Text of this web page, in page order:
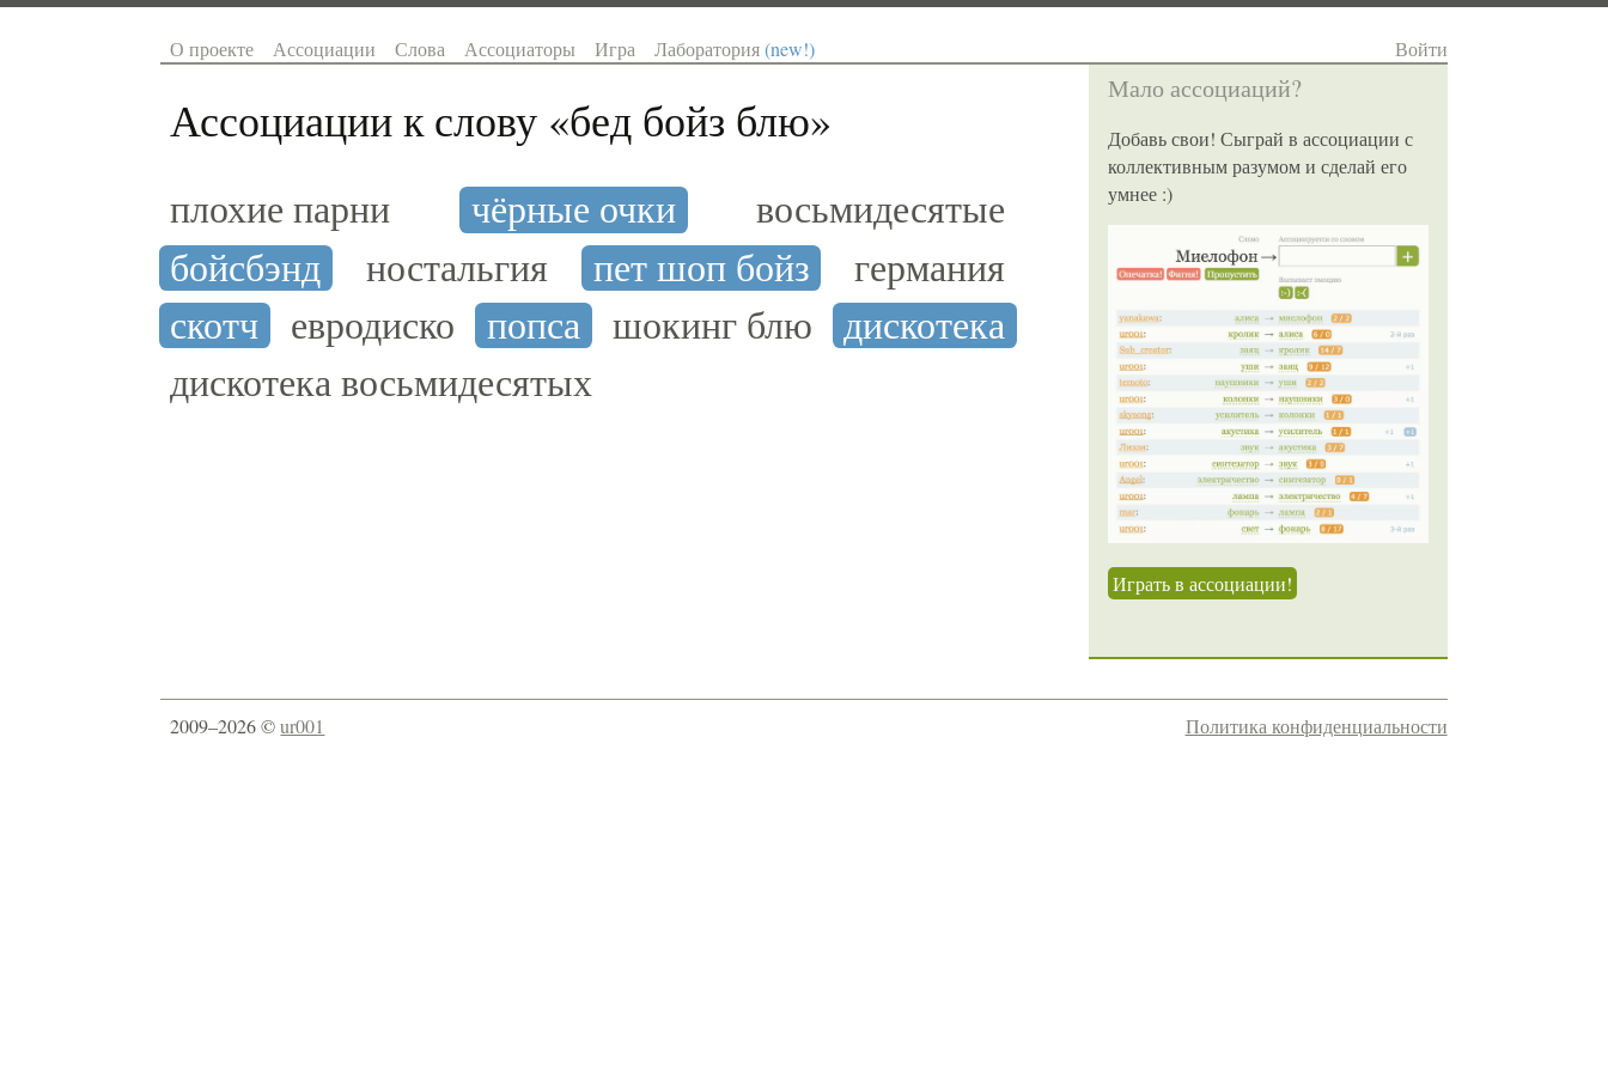
О проекте Ассоциации Слова Ассоциаторы Игра Лаборатория(new!) Войти
Ассоциации к слову «бед бойз блю»
плохие парни чёрные очки
восьмидесятые
бойсбэнд
ностальгия пет шоп бойз
германия
скотч
евродиско попса шокинг блю
дискотека
дискотека восьмидесятых
Мало ассоциаций?
Добавь свои! Сыграй в ассоциации с
коллективным разумом и сделай его
умнее :)
Играть в ассоциации!
2009–2026 ©ur001 Политика конфиденциальности